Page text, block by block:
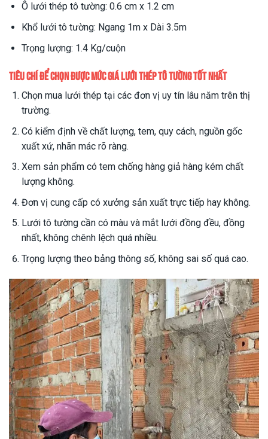
Ô lưới thép tô tường: 0.6 cm x 1.2 cm
Khổ lưới tô tường: Ngang 1m x Dài 3.5m
Trọng lượng: 1.4 Kg/cuộn
Tiêu chí để chọn được mức giá lưới thép tô tường tốt nhất
Chọn mua lưới thép tại các đơn vị uy tín lâu năm trên thị
trường.
Có kiểm định về chất lượng, tem, quy cách, nguồn gốc
xuất xứ, nhãn mác rõ ràng.
Xem sản phẩm có tem chống hàng giả hàng kém chất
lượng không.
Đơn vị cung cấp có xưởng sản xuất trực tiếp hay không.
Lưới tô tường cần có màu và mắt lưới đồng đều, đồng
nhất, không chênh lệch quá nhiều.
Trọng lượng theo bảng thông số, không sai số quá cao.